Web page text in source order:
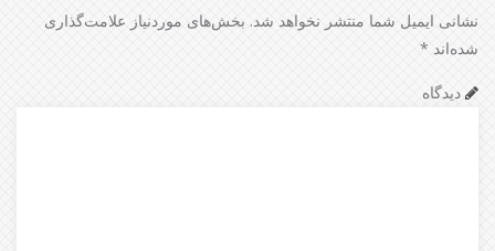
نشانی ایمیل شما منتشر نخواهد شد. بخش‌های موردنیاز علامت‌گذاری
شده‌اند *
دیدگاه